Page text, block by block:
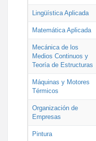
Lingüística Aplicada
Matemática Aplicada
Mecánica de los
Medios Continuos y
Teoría de Estructuras
Máquinas y Motores
Térmicos
Organización de
Empresas
Pintura